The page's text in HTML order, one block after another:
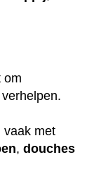
om
vaak met
, douches